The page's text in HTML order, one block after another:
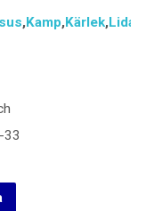
,Kamp,Kärlek,
33